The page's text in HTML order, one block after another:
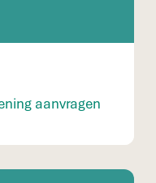
aanvragen